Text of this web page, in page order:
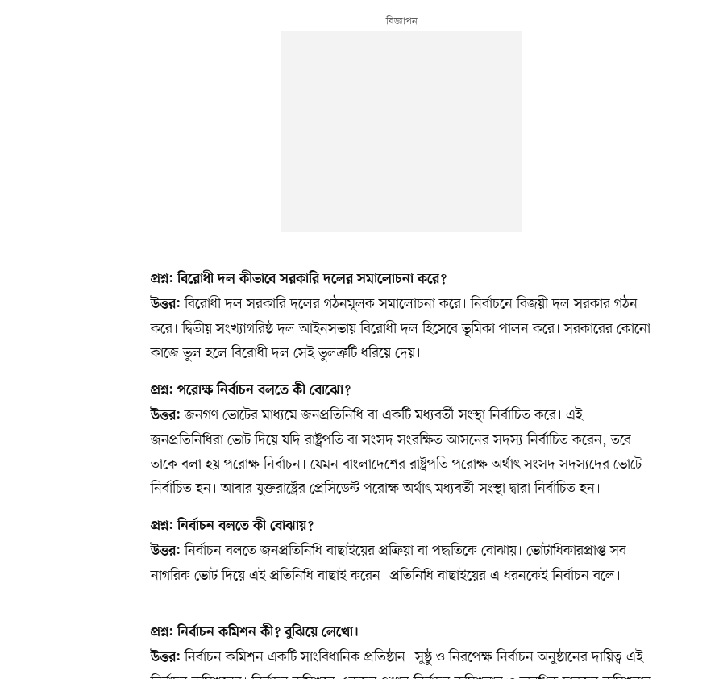
প্রশ্ন: বিরোধী দল কীভাবে সরকারি দলের সমালোচনা করে?
উত্তর:বিরোধী দল সরকারি দলের গঠনমূলক সমালোচনা করে। নির্বাচনে বিজয়ী দল সরকার গঠন
করে। দ্বিতীয় সংখ্যাগরিষ্ঠ দল আইনসভায় বিরোধী দল হিসেবে ভূমিকা পালন করে। সরকারের কোনো
কাজে ভুল হলে বিরোধী দল সেই ভুলত্রুটি ধরিয়ে দেয়।
প্রশ্ন: পরোক্ষ নির্বাচন বলতে কী বোঝো?
উত্তর:জনগণ ভোটের মাধ্যমে জনপ্রতিনিধি বা একটি মধ্যবর্তী সংস্থা নির্বাচিত করে। এই
জনপ্রতিনিধিরা ভোট দিয়ে যদি রাষ্ট্রপতি বা সংসদ সংরক্ষিত আসনের সদস্য নির্বাচিত করেন, তবে
তাকে বলা হয় পরোক্ষ নির্বাচন। যেমন বাংলাদেশের রাষ্ট্রপতি পরোক্ষ অর্থাৎ সংসদ সদস্যদের ভোটে
নির্বাচিত হন। আবার যুক্তরাষ্ট্রের প্রেসিডেন্ট পরোক্ষ অর্থাৎ মধ্যবর্তী সংস্থা দ্বারা নির্বাচিত হন।
প্রশ্ন: নির্বাচন বলতে কী বোঝায়?
উত্তর:নির্বাচন বলতে জনপ্রতিনিধি বাছাইয়ের প্রক্রিয়া বা পদ্ধতিকে বোঝায়। ভোটাধিকারপ্রাপ্ত সব
নাগরিক ভোট দিয়ে এই প্রতিনিধি বাছাই করেন। প্রতিনিধি বাছাইয়ের এ ধরনকেই নির্বাচন বলে।
প্রশ্ন: নির্বাচন কমিশন কী? বুঝিয়ে লেখো।
উত্তর:নির্বাচন কমিশন একটি সাংবিধানিক প্রতিষ্ঠান। সুষ্ঠু ও নিরপেক্ষ নির্বাচন অনুষ্ঠানের দায়িত্ব এই